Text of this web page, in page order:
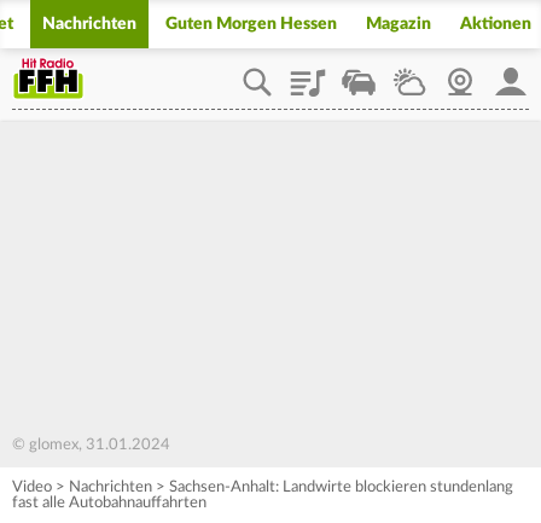
Nachrichten Guten Morgen Hessen Magazin Aktionen
PlaylistStaupilotWetterWebcam
© glomex, 31.01.2024
Video > Nachrichten > Sachsen-Anhalt: Landwirte blockieren stundenlang
fast alle Autobahnauffahrten